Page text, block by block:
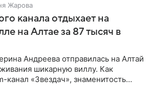
Жарова
канала отдыхает на
на Алтае за 87 тысяч в
Андреева отправилась на Алтай
шикарную виллу. Как
канал «Звездач», знаменитость